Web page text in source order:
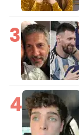
3
4